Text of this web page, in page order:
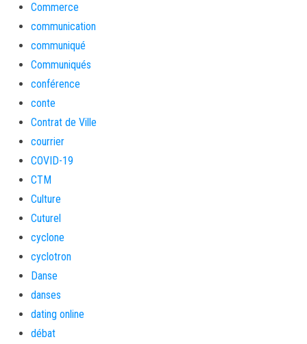
Commerce
communication
communiqué
Communiqués
conférence
conte
Contrat de Ville
courrier
COVID-19
CTM
Culture
Cuturel
cyclone
cyclotron
Danse
danses
dating online
débat